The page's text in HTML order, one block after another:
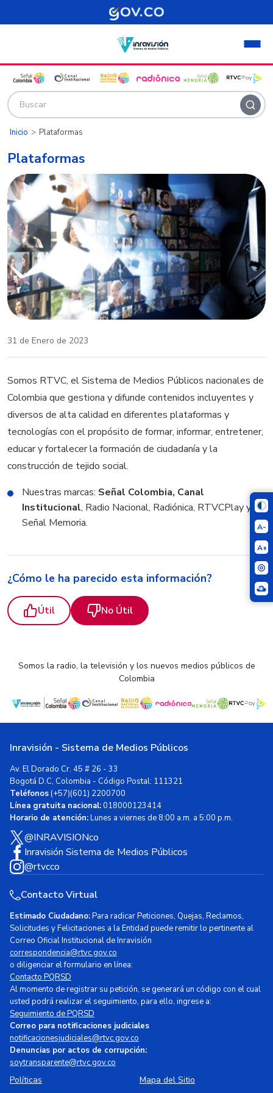
Pasar al contenido principal
A-
A+
Inicio Plataformas
Plataformas
31 de Enero de 2023
Somos RTVC, el Sistema de Medios Públicos nacionales de
Colombia que gestiona y difunde contenidos incluyentes y
diversos de alta calidad en diferentes plataformas y
tecnologías con el propósito de formar, informar, entretener,
educar y fortalecer la formación de ciudadanía y la
construcción de tejido social.
Nuestras marcas: Señal Colombia, Canal
Institucional, Radio Nacional, Radiónica, RTVCPlay y
Señal Memoria.
¿Cómo le ha parecido esta información?
Útil No Útil
Somos la radio, la televisión y los nuevos medios públicos de
Colombia
Inravisión - Sistema de Medios Públicos
Av. El Dorado Cr. 45 # 26 - 33
Bogotá D.C, Colombia - Código Postal: 111321
Teléfonos(+57)(601) 2200700
Línea gratuita nacional:018000123414
Horario de atención:Lunes a viernes de 8:00 a.m. a 5:00 p.m.
@INRAVISIONco
Inravisión Sistema de Medios Públicos
@rtvcco
Contacto Virtual
Estimado Ciudadano:Para radicar Peticiones, Quejas, Reclamos,
Solicitudes y Felicitaciones a la Entidad puede remitir lo pertinente al
Correo Oficial Institucional de Inravisión
correspondencia@rtvc.gov.co
o diligenciar el formulario en línea:
Contacto PQRSD
Al momento de registrar su petición, se generará un código con el cual
usted podrá realizar el seguimiento, para ello, ingrese a:
Seguimiento de PQRSD
Correo para notificaciones judiciales
notificacionesjudiciales@rtvc.gov.co
Denuncias por actos de corrupción:
soytransparente@rtvc.gov.co
Políticas Mapa del Sitio